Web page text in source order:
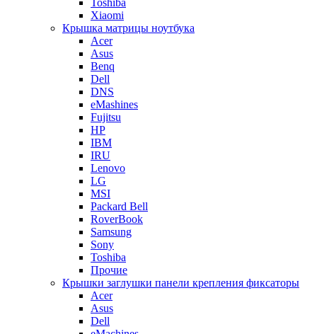
Xiaomi
Крышка матрицы ноутбука
Acer
Asus
Benq
Dell
DNS
eMashines
Fujitsu
HP
IBM
IRU
Lenovo
LG
MSI
Packard Bell
RoverBook
Samsung
Sony
Toshiba
Прочие
Крышки заглушки панели крепления фиксаторы
Acer
Asus
Dell